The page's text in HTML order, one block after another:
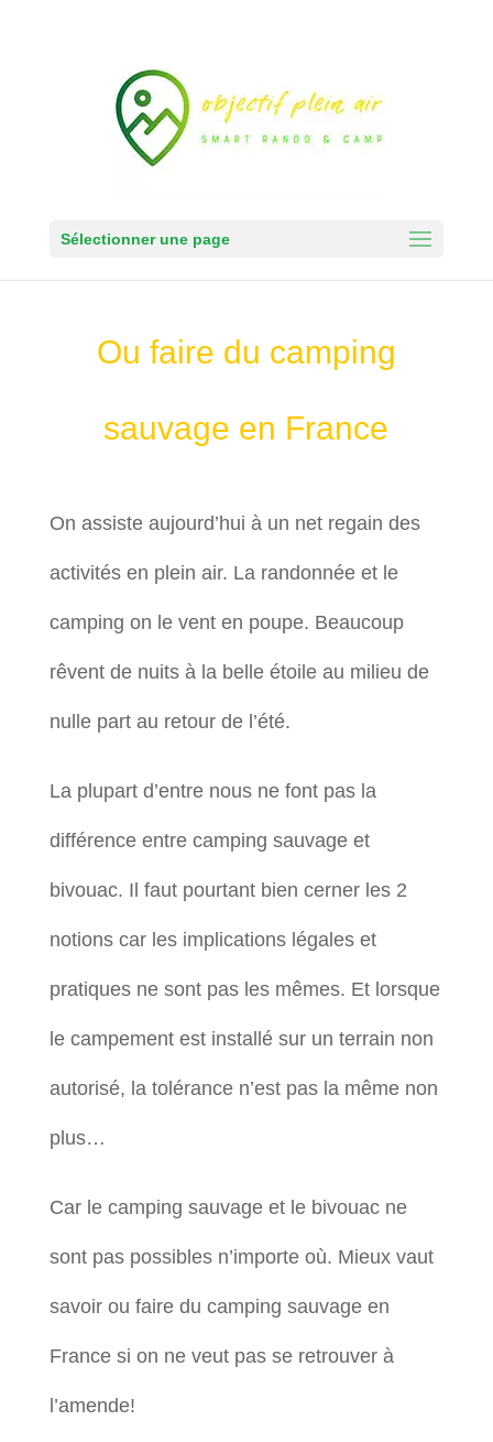
Sélectionner une page
Ou faire du camping
sauvage en France
On assiste aujourd’hui à un net regain des
activités en plein air. La randonnée et le
camping on le vent en poupe. Beaucoup
rêvent de nuits à la belle étoile au milieu de
nulle part au retour de l’été.
La plupart d’entre nous ne font pas la
différence entre camping sauvage et
bivouac. Il faut pourtant bien cerner les 2
notions car les implications légales et
pratiques ne sont pas les mêmes. Et lorsque
le campement est installé sur un terrain non
autorisé, la tolérance n’est pas la même non
plus…
Car le camping sauvage et le bivouac ne
sont pas possibles n’importe où. Mieux vaut
savoir ou faire du camping sauvage en
France si on ne veut pas se retrouver à
l’amende!